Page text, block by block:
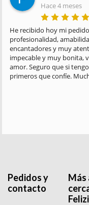
Hace 4 meses
He recibido hoy mi
profesionalidad,
encantadores y muy
impecable y muy bonita,
amor. Seguro que si
primeros que confíe.
Pedidos y
contacto
Más